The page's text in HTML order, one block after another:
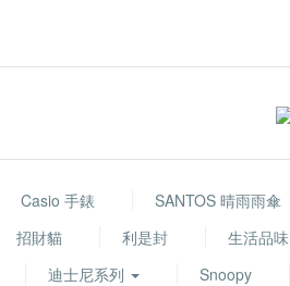
Casio 手錶 SANTOS 晴雨雨傘
招財貓 利是封 生活品味
迪士尼系列 Snoopy